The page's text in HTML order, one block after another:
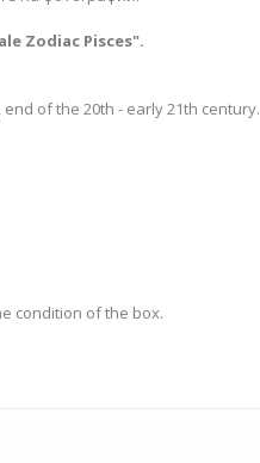
Zodiac Pisces".
of the 20th - early 21th century.
condition of the box.